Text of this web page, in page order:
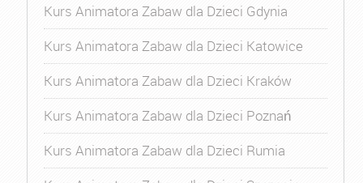
Kurs Animatora Zabaw dla Dzieci Gdynia
Kurs Animatora Zabaw dla Dzieci Katowice
Kurs Animatora Zabaw dla Dzieci Kraków
Kurs Animatora Zabaw dla Dzieci Poznań
Kurs Animatora Zabaw dla Dzieci Rumia